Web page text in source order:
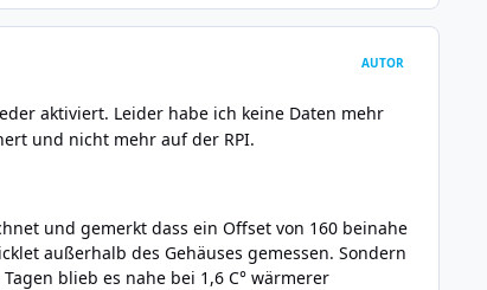
AUTOR
aktiviert. Leider habe ich keine Daten mehr
und nicht mehr auf der RPI.
und gemerkt dass ein Offset von 160 beinahe
außerhalb des Gehäuses gemessen. Sondern
blieb es nahe bei 1,6 C° wärmerer